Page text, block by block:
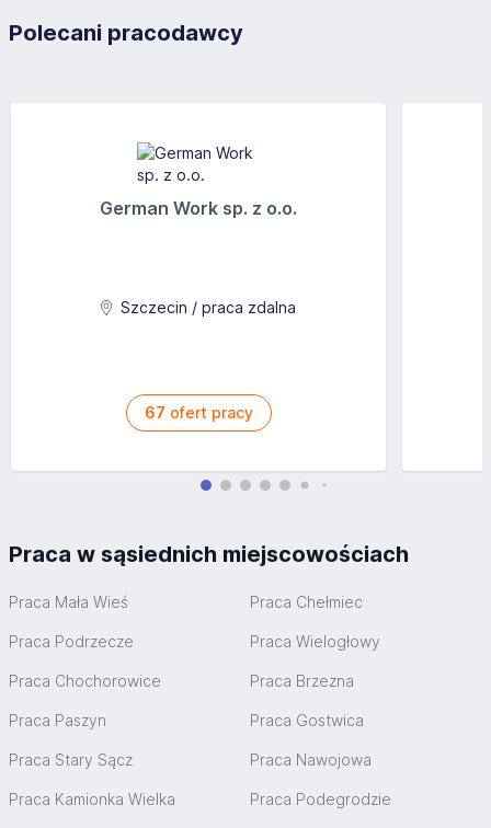
Polecani pracodawcy
German Work sp. z o.o.
Szczecin / praca zdalna
67 ofert pracy
Praca w sąsiednich miejscowościach
Praca Mała Wieś Praca Chełmiec
Praca Podrzecze Praca Wielogłowy
Praca Chochorowice Praca Brzezna
Praca Paszyn Praca Gostwica
Praca Stary Sącz Praca Nawojowa
Praca Kamionka Wielka Praca Podegrodzie